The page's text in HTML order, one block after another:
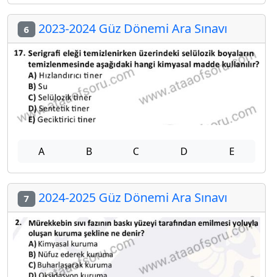
6 2023-2024 Güz Dönemi Ara Sınavı
A B C D E
7 2024-2025 Güz Dönemi Ara Sınavı